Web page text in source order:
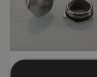
Blindprop - 6-kantet, M32